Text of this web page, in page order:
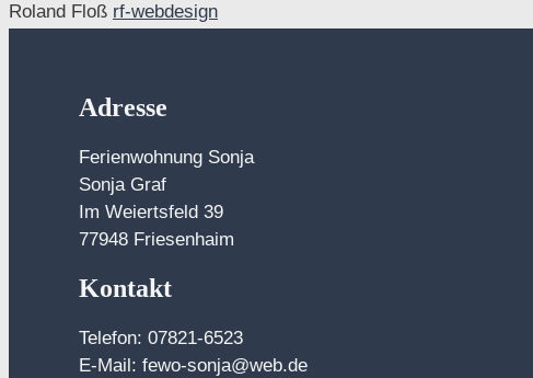
Roland Floß rf-webdesign
Adresse
Ferienwohnung Sonja
Sonja Graf
Im Weiertsfeld 39
77948 Friesenhaim
Kontakt
Telefon: 07821-6523
E-Mail: fewo-sonja@web.de